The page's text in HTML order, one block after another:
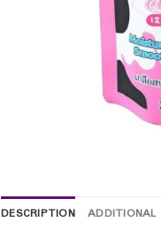
DESCRIPTION ADDITIONAL